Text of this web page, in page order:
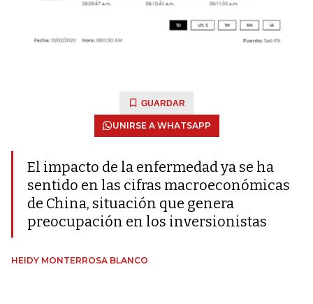
GUARDAR
UNIRSE A WHATSAPP
El impacto de la enfermedad ya se ha
sentido en las cifras macroeconómicas
de China, situación que genera
preocupación en los inversionistas
HEIDY MONTERROSA BLANCO